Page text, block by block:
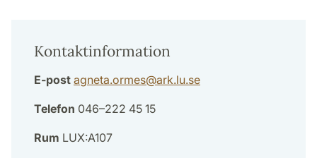
Kontaktinformation
E-post agneta.ormes@ark.lu.se
Telefon 046–222 45 15
Rum LUX:A107